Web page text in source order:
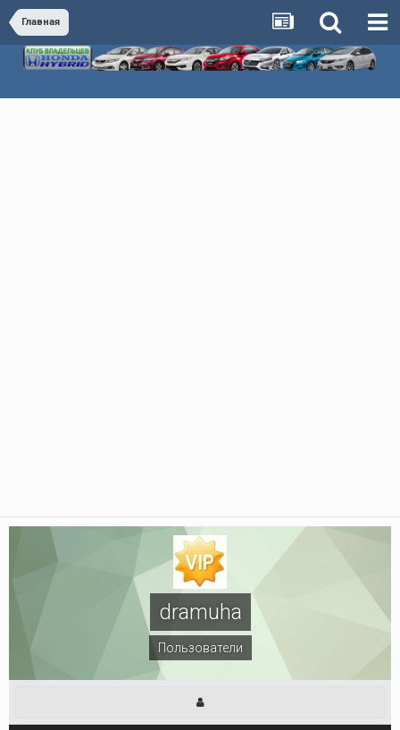
Главная
dramuha
Пользователи